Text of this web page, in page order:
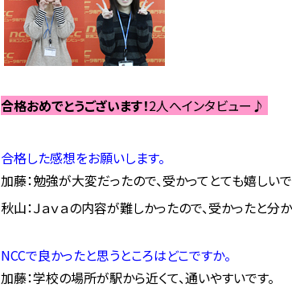
合格おめでとうございます！2人へインタビュー♪
合格した感想をお願いします。
加藤：勉強が大変だったので、受かってとても嬉しいで
秋山：Ｊａｖａの内容が難しかったので、受かったと分
NCCで良かったと思うところはどこですか。
加藤：学校の場所が駅から近くて、通いやすいです。